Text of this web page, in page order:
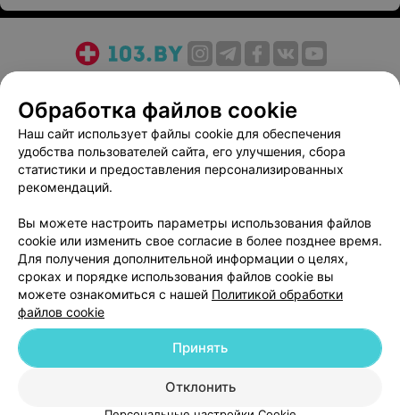
Медицинский маркетинг
Публичный договор
Пользовательское соглашение
Способы оплаты
Вакансии
Партнеры
Написать руководителю 103.by
Персональные настройки cookie
Обработка персональных данных
Обработка файлов cookie
Наш сайт использует файлы cookie для обеспечения
удобства пользователей сайта, его улучшения, сбора
статистики и предоставления персонализированных
рекомендаций.
Вы можете настроить параметры использования файлов
cookie или изменить свое согласие в более позднее время.
Для получения дополнительной информации о целях,
сроках и порядке использования файлов cookie вы
можете ознакомиться с нашей Политикой обработки
файлов cookie
Отклонить
Принять